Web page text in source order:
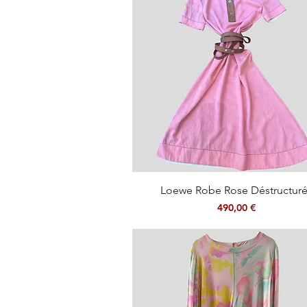
Aperçu rapide
Loewe Robe Rose
Prix
490,00 €